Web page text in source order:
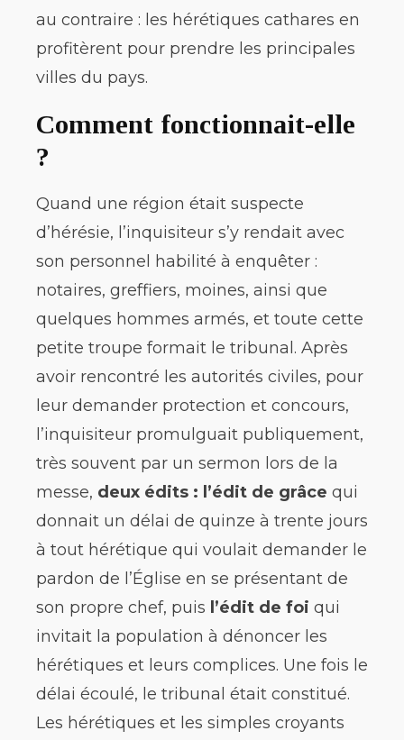
au contraire : les hérétiques cathares en
profitèrent pour prendre les principales
villes du pays.
Comment fonctionnait-elle
?
Quand une région était suspecte
d’hérésie, l’inquisiteur s’y rendait avec
son personnel habilité à enquêter :
notaires, greffiers, moines, ainsi que
quelques hommes armés, et toute cette
petite troupe formait le tribunal. Après
avoir rencontré les autorités civiles, pour
leur demander protection et concours,
l’inquisiteur promulguait publiquement,
très souvent par un sermon lors de la
messe, deux édits : l’édit de grâce qui
donnait un délai de quinze à trente jours
à tout hérétique qui voulait demander le
pardon de l’Église en se présentant de
son propre chef, puis l’édit de foi qui
invitait la population à dénoncer les
hérétiques et leurs complices. Une fois le
délai écoulé, le tribunal était constitué.
Les hérétiques et les simples croyants